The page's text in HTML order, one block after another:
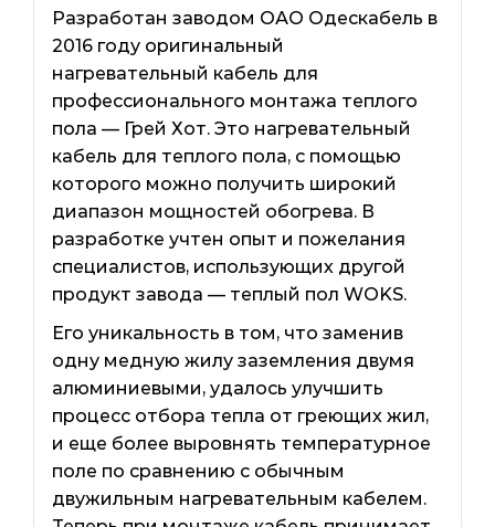
Разработан заводом ОАО Одескабель в
2016 году оригинальный
нагревательный кабель для
профессионального монтажа теплого
пола — Грей Хот. Это нагревательный
кабель для теплого пола, с помощью
которого можно получить широкий
диапазон мощностей обогрева. В
разработке учтен опыт и пожелания
специалистов, использующих другой
продукт завода — теплый пол WOKS.
Его уникальность в том, что заменив
одну медную жилу заземления двумя
алюминиевыми, удалось улучшить
процесс отбора тепла от греющих жил,
и еще более выровнять температурное
поле по сравнению с обычным
двужильным нагревательным кабелем.